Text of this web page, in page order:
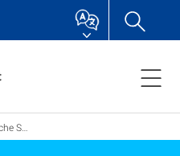
Gesundheit von Piloten